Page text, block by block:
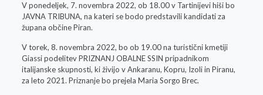
V ponedeljek, 7. novembra 2022, ob 18.00 v Tartinijevi hiši bo
JAVNA TRIBUNA, na kateri se bodo predstavili kandidati za
župana občine Piran.
V torek, 8. novembra 2022, bo ob 19.00 na turistični kmetiji
Giassi podelitev PRIZNANJ OBALNE SSIN pripadnikom
italijanske skupnosti, ki živijo v Ankaranu, Kopru, Izoli in Piranu,
za leto 2021. Priznanje bo prejela Maria Sorgo Brec.